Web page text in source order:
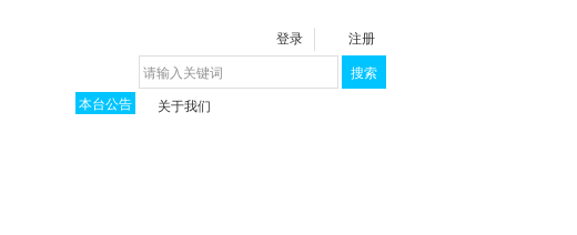
登录
注册
搜索
本台公告
关于我们